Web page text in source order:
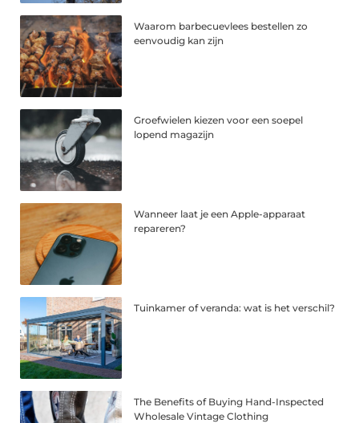
Waarom barbecuevlees bestellen zo
eenvoudig kan zijn
Groefwielen kiezen voor een soepel
lopend magazijn
Wanneer laat je een Apple-apparaat
repareren?
Tuinkamer of veranda: wat is het verschil?
The Benefits of Buying Hand-Inspected
Wholesale Vintage Clothing